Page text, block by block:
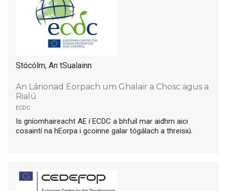
Stócólm, An tSualainn
An Lárionad Eorpach um Ghalair a Chosc agus a
Rialú
ecdc
Is gníomhaireacht AE í ECDC a bhfuil mar aidhm aici
cosaintí na hEorpa i gcoinne galar tógálach a threisiú.